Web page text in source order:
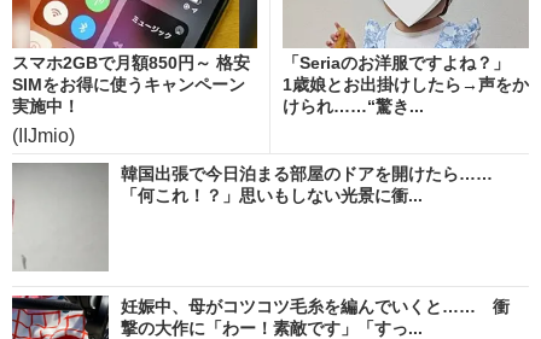
スマホ2GBで月額850円～ 格安
SIMをお得に使うキャンペーン
実施中！
(IIJmio)
「Seriaのお洋服ですよね？」
1歳娘とお出掛けしたら→声をか
けられ……“驚き...
韓国出張で今日泊まる部屋のドアを開けたら……
「何これ！？」思いもしない光景に衝...
妊娠中、母がコツコツ毛糸を編んでいくと…… 衝
撃の大作に「わー！素敵です」「すっ...